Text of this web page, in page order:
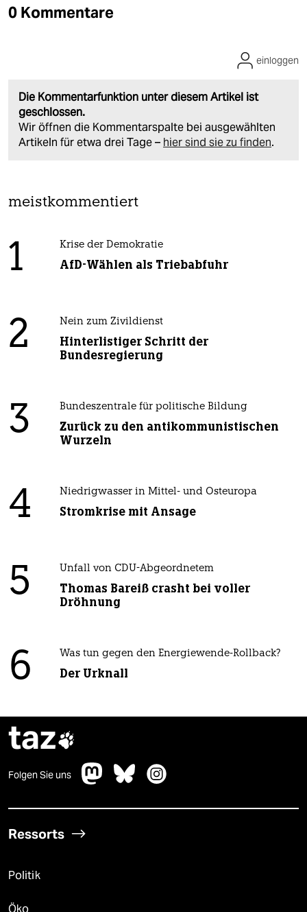
0 Kommentare
Die Kommentarfunktion unter diesem Artikel ist
geschlossen.
Wir öffnen die Kommentarspalte bei ausgewählten
Artikeln für etwa drei Tage – hier sind sie zu finden.
einloggen
meistkommentiert
1 Krise der Demokratie
AfD-Wählen als Triebabfuhr
2 Nein zum Zivildienst
Hinterlistiger Schritt der
Bundesregierung
3 Bundeszentrale für politische Bildung
Zurück zu den antikommunistischen
Wurzeln
4 Niedrigwasser in Mittel- und Osteuropa
Stromkrise mit Ansage
5 Unfall von CDU-Abgeordnetem
Thomas Bareiß crasht bei voller
Dröhnung
6 Was tun gegen den Energiewende-Rollback?
Der Urknall
taz
Folgen Sie uns
Ressorts
Politik
Öko